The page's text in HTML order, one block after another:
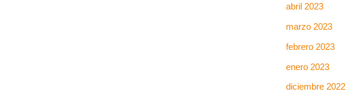
abril 2023
marzo 2023
febrero 2023
enero 2023
diciembre 2022